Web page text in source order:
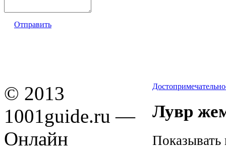
Отправить
Лувр
Показывать
© 2013
1001guide.ru —
Онлайн